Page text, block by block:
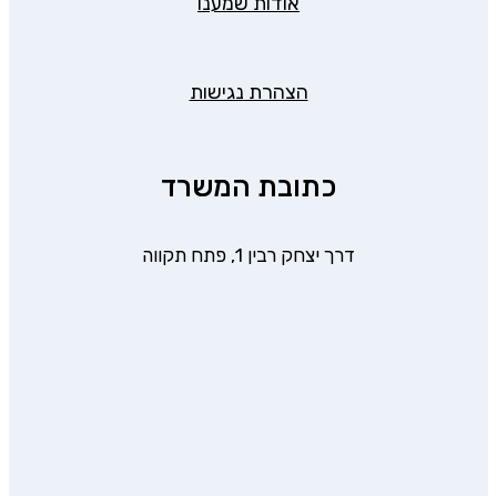
הצהרת נגישות
כתובת המשרד
דרך יצחק רבין 1, פתח תקווה